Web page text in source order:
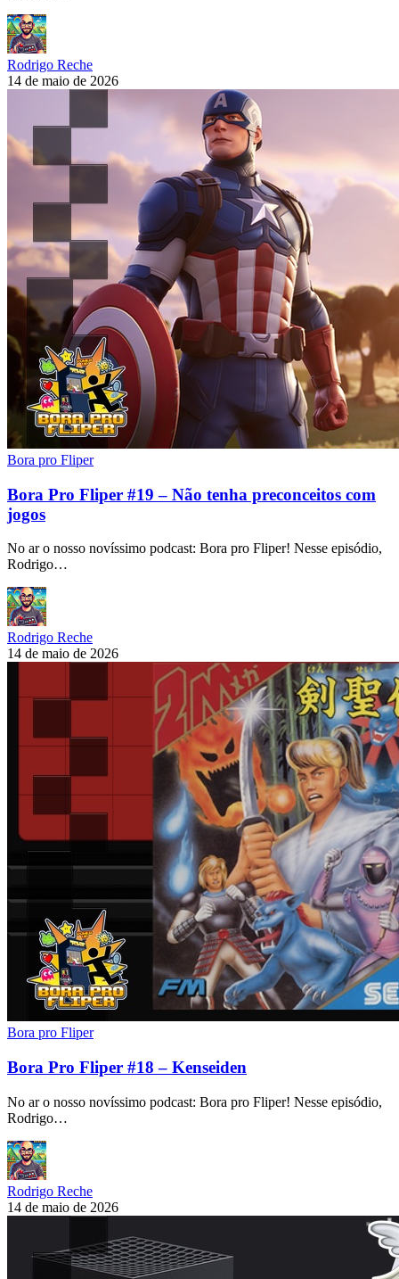
Rodrigo Reche
14 de maio de 2026
Bora pro Fliper
Bora Pro Fliper #19 – Não tenha preconceitos com
jogos
No ar o nosso novíssimo podcast: Bora pro Fliper! Nesse episódio,
Rodrigo…
Rodrigo Reche
14 de maio de 2026
Bora pro Fliper
Bora Pro Fliper #18 – Kenseiden
No ar o nosso novíssimo podcast: Bora pro Fliper! Nesse episódio,
Rodrigo…
Rodrigo Reche
14 de maio de 2026